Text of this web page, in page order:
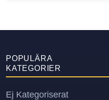
POPULÄRA
KATEGORIER
Ej Kategoriserat